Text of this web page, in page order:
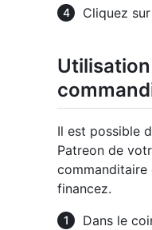
Cliquez sur
Il est possible
Patreon de
financez.
Dans le